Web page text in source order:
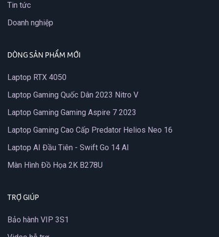
Tin tức
Doanh nghiệp
DÒNG SẢN PHẨM MỚI
Laptop RTX 4050
Laptop Gaming Quốc Dân 2023 Nitro V
Laptop Gaming Gaming Aspire 7 2023
Laptop Gaming Cao Cấp Predator Helios Neo 16
Laptop AI Đầu Tiên - Swift Go 14 AI
Màn Hình Đồ Họa 2K B278U
TRỢ GIÚP
Bảo hành VIP 3S1